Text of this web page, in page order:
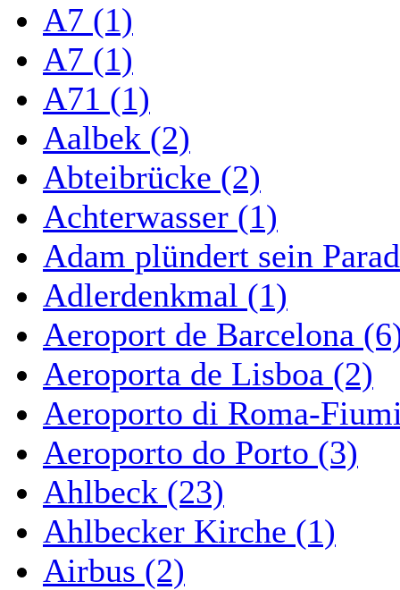
A7 (1)
A7 (1)
A71 (1)
Aalbek (2)
Abteibrücke (2)
Achterwasser (1)
Adam plündert sein
Adlerdenkmal (1)
Aeroport de Barcelona
Aeroporta de Lisboa (2)
Aeroporto di Roma-
Aeroporto do Porto (3)
Ahlbeck (23)
Ahlbecker Kirche (1)
Airbus (2)